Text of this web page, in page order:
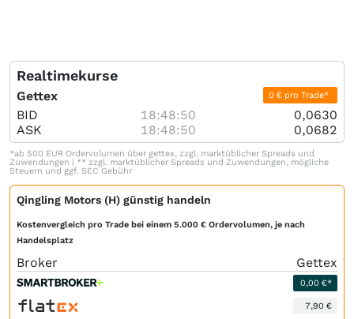
Realtimekurse
Gettex 0 € pro Trade*
BID 18:48:50
0,0630
ASK
18:48:50 0,0682
*ab 500 EUR Ordervolumen über gettex, zzgl. marktüblicher Spreads und
Zuwendungen | ** zzgl. marktüblicher Spreads und Zuwendungen, mögliche
Steuern und ggf. SEC Gebühr
Qingling Motors (H) günstig handeln
Kostenvergleich pro Trade bei einem 5.000 € Ordervolumen, je nach
Handelsplatz
Broker Gettex
0,00 €*
7,90 €